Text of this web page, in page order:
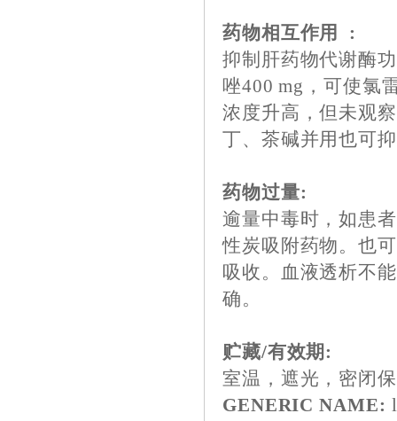
药物相互作用 :
抑制肝药物代谢酶
唑400 mg，可使氯
浓度升高，但未观
丁、茶碱并用也可
药物过量:
逾量中毒时，如患
性炭吸附药物。也
吸收。血液透析不
确。
贮藏/有效期:
室温，遮光，密闭
GENERIC NAME: